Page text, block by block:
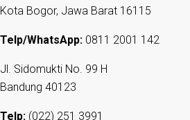
Kota Bogor, Jawa Barat 16115
Telp/WhatsApp: 0811 2001 142
Jl. Sidomukti No. 99 H
Bandung 40123
Telp: (022) 251 3991